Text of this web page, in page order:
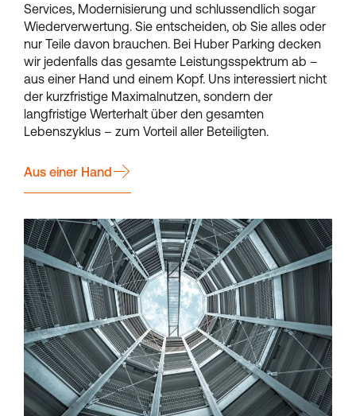
Services, Modernisierung und schlussendlich sogar
Wiederverwertung. Sie entscheiden, ob Sie alles oder
nur Teile davon brauchen. Bei Huber Parking decken
wir jedenfalls das gesamte Leistungsspektrum ab –
aus einer Hand und einem Kopf. Uns interessiert nicht
der kurzfristige Maximalnutzen, sondern der
langfristige Werterhalt über den gesamten
Lebenszyklus – zum Vorteil aller Beteiligten.
Aus einer Hand